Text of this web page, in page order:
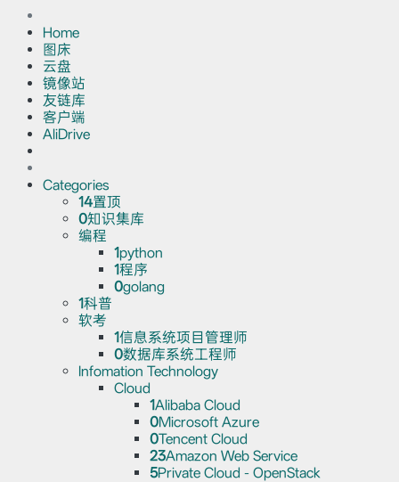
Home
图床
云盘
镜像站
友链库
客户端
AliDrive
Categories
14置顶
0知识集库
编程
1python
1程序
0golang
1科普
软考
1信息系统项目管理师
0数据库系统工程师
Infomation Technology
Cloud
1Alibaba Cloud
0Microsoft Azure
0Tencent Cloud
23Amazon Web Service
5Private Cloud - OpenStack